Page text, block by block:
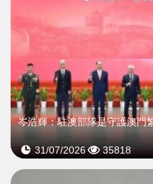
岑浩輝：駐澳部隊是守護澳門
31/07/2026 35818